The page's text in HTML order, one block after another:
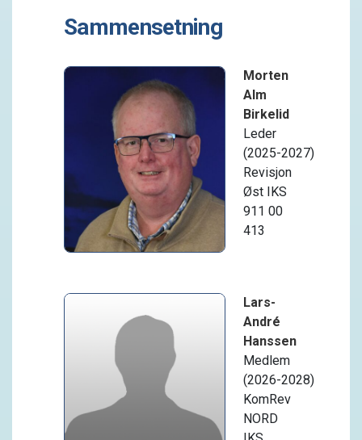
Sammensetning
Morten
Alm
Birkelid
Leder
(2025-2027)
Revisjon
Øst IKS
911 00
413
Lars-
André
Hanssen
Medlem
(2026-2028)
KomRev
NORD